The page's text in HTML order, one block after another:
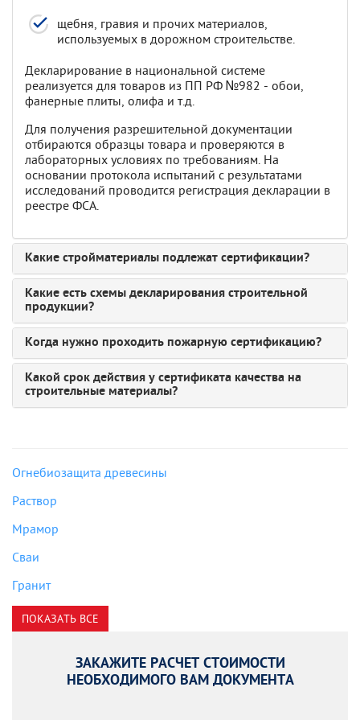
щебня, гравия и прочих материалов,
используемых в дорожном строительстве.
Декларирование в национальной системе
реализуется для товаров из ПП РФ №982 - обои,
фанерные плиты, олифа и т.д.
Для получения разрешительной документации
отбираются образцы товара и проверяются в
лабораторных условиях по требованиям. На
основании протокола испытаний с результатами
исследований проводится регистрация декларации в
реестре ФСА.
Какие стройматериалы подлежат сертификации?
Какие есть схемы декларирования строительной
продукции?
Когда нужно проходить пожарную сертификацию?
Какой срок действия у сертификата качества на
строительные материалы?
Огнебиозащита древесины
Раствор
Мрамор
Сваи
Гранит
ПОКАЗАТЬ ВСЕ
ЗАКАЖИТЕ РАСЧЕТ СТОИМОСТИ
НЕОБХОДИМОГО ВАМ ДОКУМЕНТА